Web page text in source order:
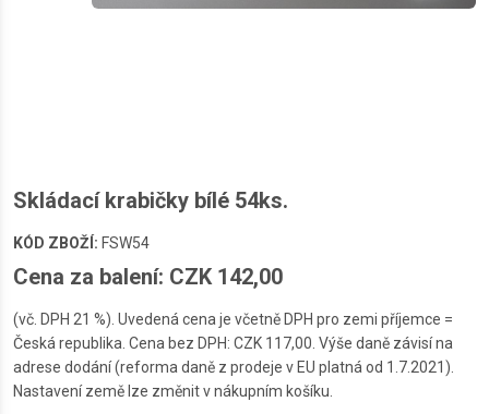
Skládací krabičky bílé 54ks.
KÓD ZBOŽÍ: FSW54
Cena za balení: CZK 142,00
(vč. DPH 21 %). Uvedená cena je včetně DPH pro zemi příjemce =
Česká republika. Cena bez DPH: CZK 117,00. Výše daně závisí na
adrese dodání (reforma daně z prodeje v EU platná od 1.7.2021).
Nastavení země lze změnit v nákupním košíku.